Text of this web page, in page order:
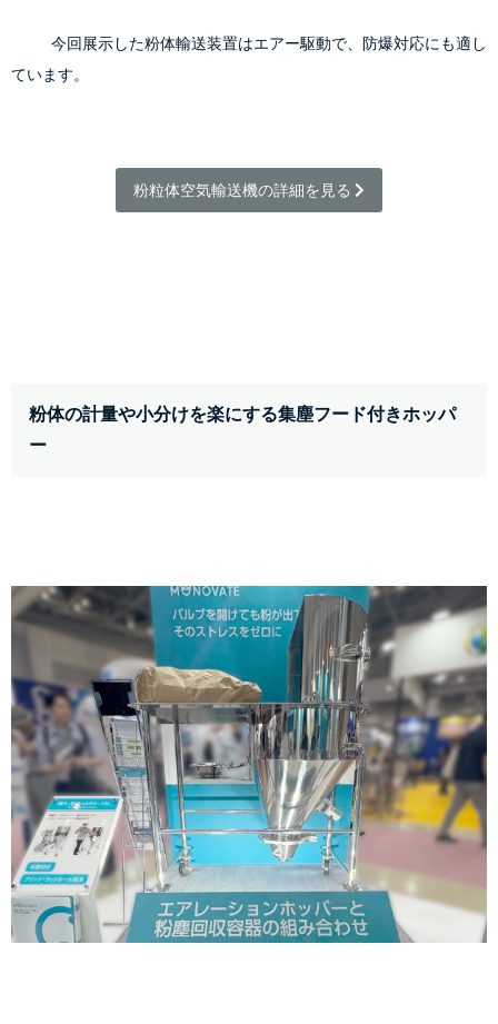
ています。
粉粒体空気輸送機の詳細を見る
粉体の計量や小分けを楽にする集塵フード付きホッパ
ー